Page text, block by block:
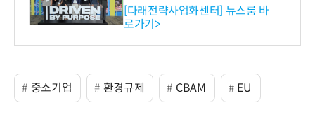
와의 비즈니스 미팅 지원…K
-바이오 해외 진출 교두보 확
보
[다래전략사업화센터] 뉴스룸 바
로가기>
중소기업 환경규제 CBAM EU